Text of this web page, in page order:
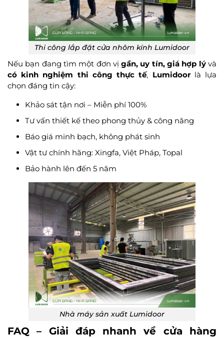
Thi công lắp đặt cửa nhôm kính Lumidoor
Nếu bạn đang tìm một đơn vịgần, uy tín, giá hợp lývà
có kinh nghiệm thi công thực tế, Lumidoorlà lựa
chọn đáng tin cậy:
Khảo sát tận nơi – Miễn phí 100%
Tư vấn thiết kế theo phong thủy & công năng
Báo giá minh bạch, không phát sinh
Vật tư chính hãng: Xingfa, Việt Pháp, Topal
Bảo hành lên đến 5 năm
Nhà máy sản xuất Lumidoor
FAQ – Giải đáp nhanh về cửa hàng